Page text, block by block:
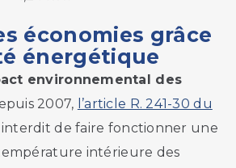
économies grâce
énergétique
environnemental des
2007, l’article R. 241-30 du
interdit de faire fonctionner une
intérieure des